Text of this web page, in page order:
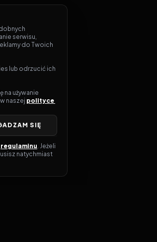
serwisu,
do Twoich
lub odrzucić ich
na używanie
naszej polityce
SIĘ
regulaminu. Jeżeli
natychmiast